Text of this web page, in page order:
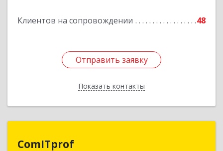
Клиентов на сопровождении 48
Отправить заявку
Показать контакты
Подробнее
Отправить заявку
Назад
ComITprof